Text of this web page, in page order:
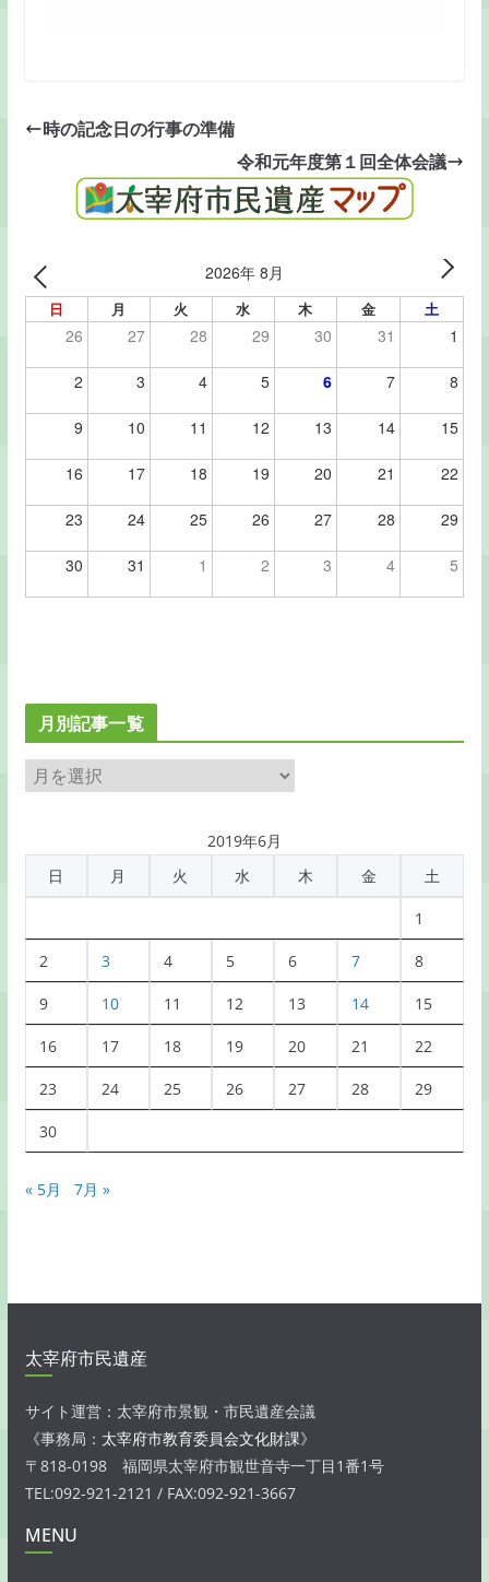
時の記念日の行事の準備
令和元年度第１回全体会議
2026年 8月
日 月 火 水 木 金 土
26 27 28 29 30 31 1
2 3 4 5 6 7 8
9 10 11 12 13 14 15
16 17 18 19 20 21 22
23 24 25 26 27 28 29
30 31 1 2 3 4 5
月別記事一覧
月
事
2019年6月
日
月 火 水 木 金 土
1
2 3 4 5 6 7 8
9 10 11 12 13 14 15
16 17 18 19 20 21 22
23 24 25 26 27 28 29
30
« 5月 7月 »
太宰府市民遺産
サイト運営：太宰府市景観・市民遺産会議
《事務局： 太宰府市教育委員会文化財課》
〒818-0198 福岡県太宰府市観世音寺一丁目1番1号
TEL:092-921-2121 / FAX:092-921-3667
MENU